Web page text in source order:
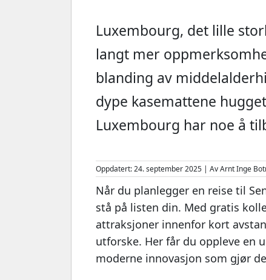
Luxembourg, det lille
langt mer
blanding av
dype kasemattene
Luxembourg har noe å
Oppdatert: 24. september 2025 | Av Arnt Inge
Når du planlegger en reise til
stå på listen din. Med gratis
attraksjoner innenfor kort
utforske. Her får du oppleve en
moderne innovasjon som gjør